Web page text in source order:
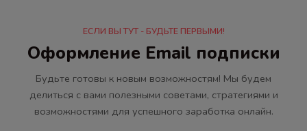
ЕСЛИ ВЫ ТУТ - БУДЬТЕ ПЕРВЫМИ!
Оформление Email подписки
Будьте готовы к новым возможностям! Мы будем
делиться с вами полезными советами, стратегиями и
возможностями для успешного заработка онлайн.